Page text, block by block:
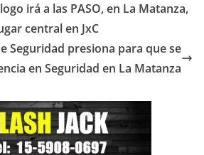
irá a las PASO, en La Matanza,
central en JxC
Seguridad presiona para que se
en Seguridad en La Matanza